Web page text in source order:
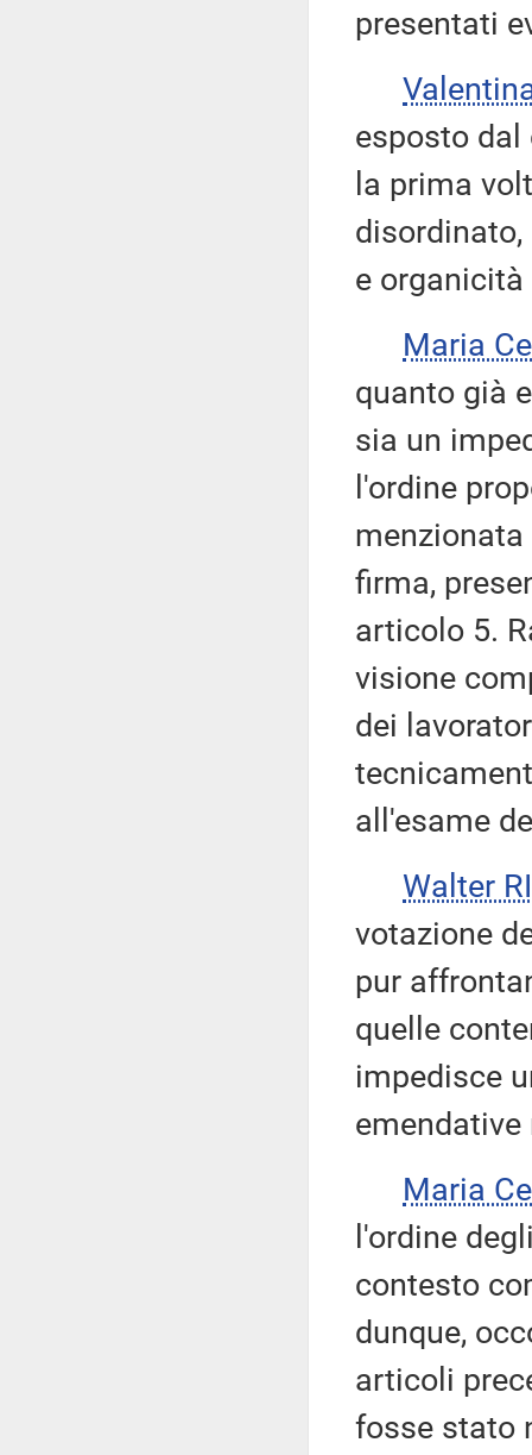
presentati
esposto dal
la prima
e
Maria
quanto già
sia un
l'ordine
firma,
articolo 5.
visione
dei
all'esame
Walter
votazione
pur
quelle
impedisce
Maria
l'ordine
contesto
dunque,
articoli
fosse stato